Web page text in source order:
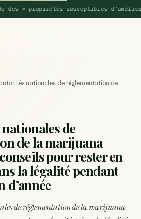
« propriétés susceptibles d’améliorer
montre que la vaporisation du
99…
ACTU
Cake
du beurre de Marrakech RECETTE
nationales de réglementation de…
de
de la marijuana
pour rester en
la légalité pendant
d’année
de réglementation de la marijuana